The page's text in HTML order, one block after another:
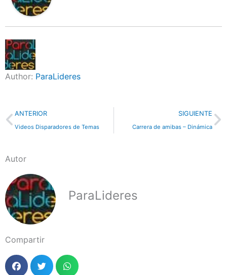
Author: ParaLideres
Previo
ANTERIOR
Videos Disparadores de Temas
SIGUIENTE
Carrera de amibas – Dinámica
Autor
ParaLideres
Compartir